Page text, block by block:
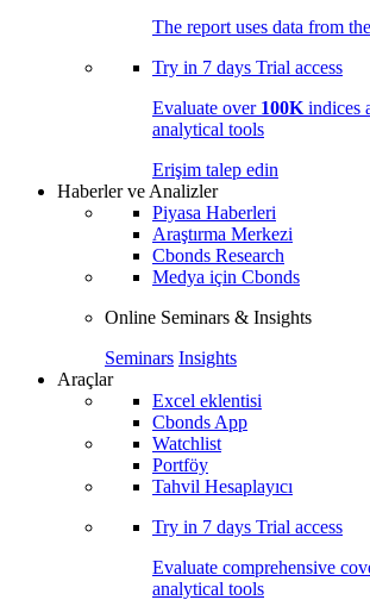
The report uses data from
Try in 7 days Trial access
Evaluate over 100K indices
analytical tools
Erişim talep edin
Haberler ve Analizler
Piyasa Haberleri
Araştırma Merkezi
Cbonds Research
Medya için Cbonds
Online Seminars & Insights
Seminars Insights
Araçlar
Excel eklentisi
Cbonds App
Watchlist
Portföy
Tahvil Hesaplayıcı
Try in 7 days Trial access
Evaluate comprehensive
analytical tools